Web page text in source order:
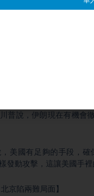
毀了伊朗的海軍和空軍
普也說了一句，他認為
談判能力不弱。
本預計會打四到六週，
普說，伊朗現在有機會
美國有足夠的手段，
發動攻擊，這讓美國手裡
京陷兩難局面】